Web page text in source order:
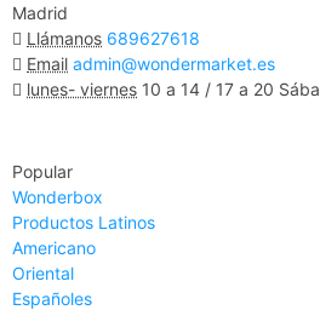
Madrid
Llámanos 689627618
Email admin@wondermarket.es
lunes- viernes 10 a 14 / 17 a 20
Popular
Wonderbox
Productos Latinos
Americano
Oriental
Españoles